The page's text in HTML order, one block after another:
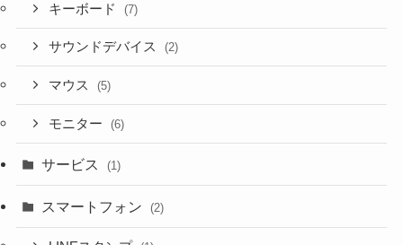
キーボード (7)
サウンドデバイス (2)
マウス (5)
モニター (6)
サービス (1)
スマートフォン (2)